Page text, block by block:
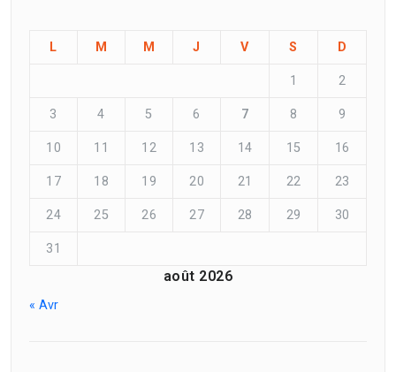
août 2026
L M M J V S D
1 2
3 4 5 6 7 8 9
10 11 12 13 14 15 16
17 18 19 20 21 22 23
24 25 26 27 28 29 30
31
« Avr